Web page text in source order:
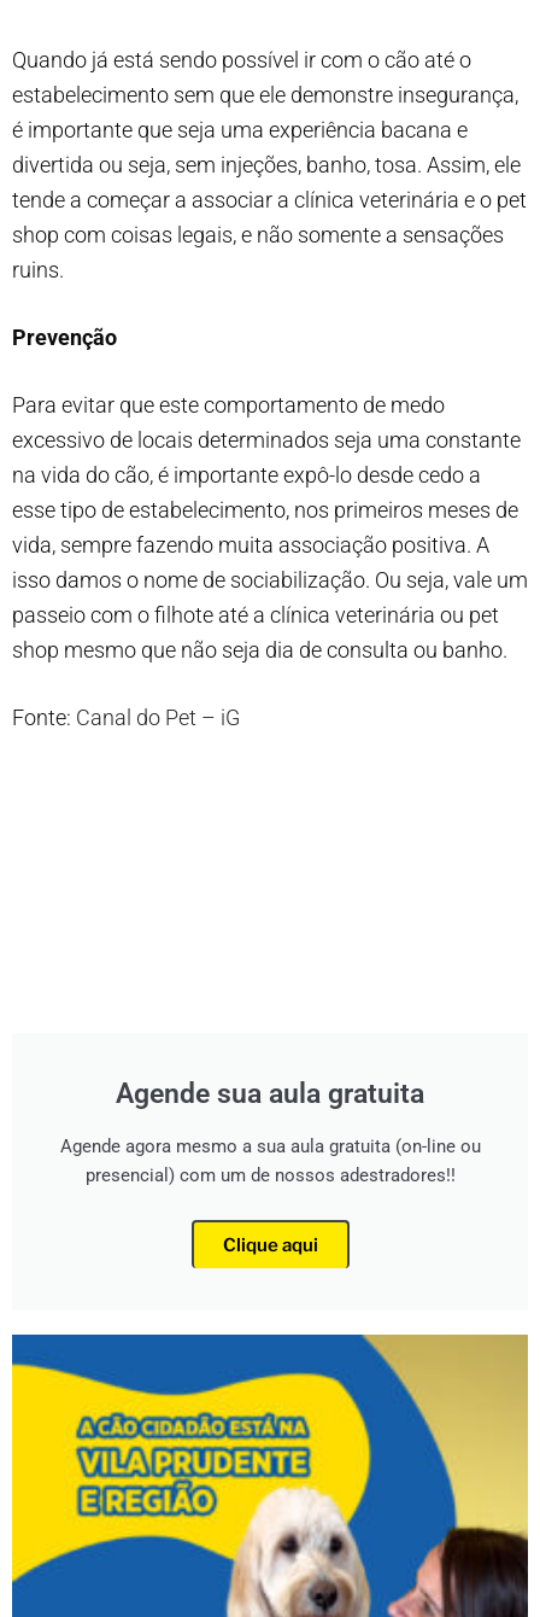
Quando já está sendo possível ir com o cão até o
estabelecimento sem que ele demonstre insegurança,
é importante que seja uma experiência bacana e
divertida ou seja, sem injeções, banho, tosa. Assim, ele
tende a começar a associar a clínica veterinária e o pet
shop com coisas legais, e não somente a sensações
ruins.
Prevenção
Para evitar que este comportamento de medo
excessivo de locais determinados seja uma constante
na vida do cão, é importante expô-lo desde cedo a
esse tipo de estabelecimento, nos primeiros meses de
vida, sempre fazendo muita associação positiva. A
isso damos o nome de sociabilização. Ou seja, vale um
passeio com o filhote até a clínica veterinária ou pet
shop mesmo que não seja dia de consulta ou banho.
Fonte: Canal do Pet – iG
Agende sua aula gratuita
Agende agora mesmo a sua aula gratuita (on-line ou
presencial) com um de nossos adestradores!!
Clique aqui